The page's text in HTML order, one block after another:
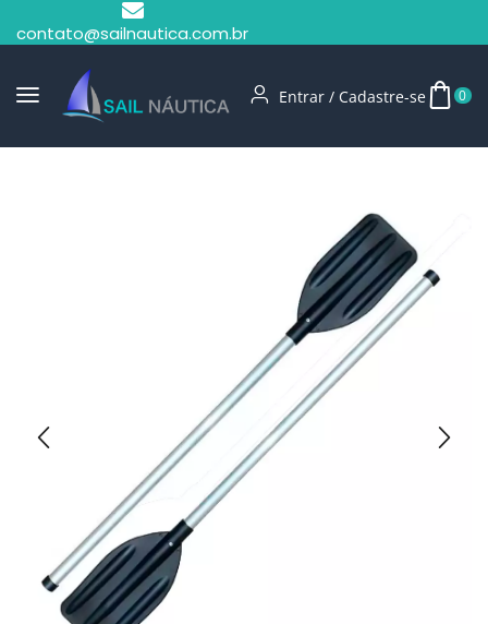
contato@sailnautica.com.br
Entrar / Cadastre-se 0